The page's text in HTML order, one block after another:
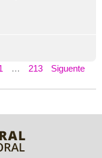
… 213 Siguente